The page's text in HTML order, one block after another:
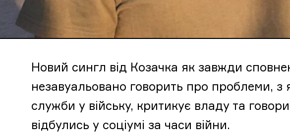
Новий сингл від Козачка як завжди
незавуальовано говорить про проблеми, з
служби у війську, критикує владу та
відбулись у соціумі за часи війни.